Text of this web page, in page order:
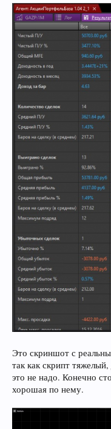
Это скриншот с
так как скрипт
это не надо. Конечно
хорошая по нему.